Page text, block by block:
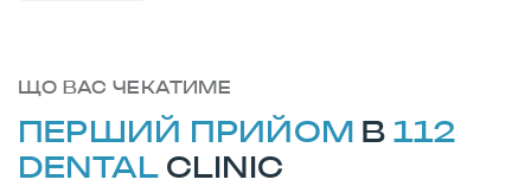
ЩО ВАС ЧЕКАТИМЕ
ПЕРШИЙ ПРИЙОМ В 112
DENTALCLINIC